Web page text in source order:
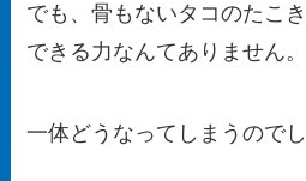
でも、骨もないタコのたこ
できる力なんてありません。
一体どうなってしまうので